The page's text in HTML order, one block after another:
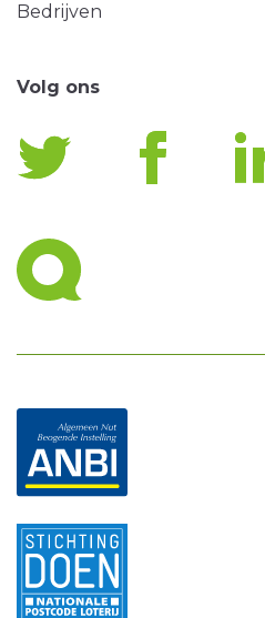
Bedrijven
Volg ons